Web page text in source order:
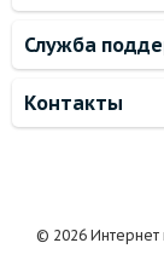
Служба
Контакты
© 2026 Интернет